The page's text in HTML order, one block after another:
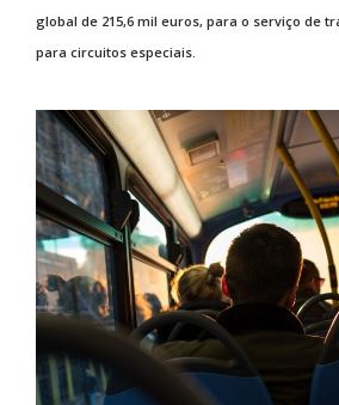
global de 215,6 mil euros, para o serviço de
para circuitos especiais.